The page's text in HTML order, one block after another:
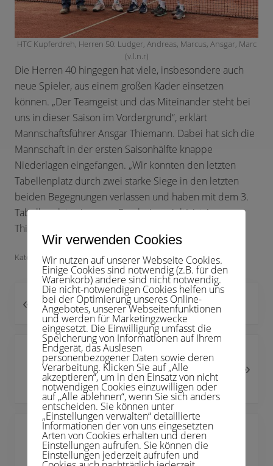
HTC Kupferdreh, Herren 50: Ludger, Andreas, Marcus, Ansgar, Marc
(v.l.n.r)
Die Herren 40 hingegen hat viele, insbesondere auch
neue Spieler, aus einem großen Kader einsetzen
können. „Der Teamgeist und das Miteinander steht bei
uns in dieser Saison im Vordergrund“, erklärt
Mannschaftsführer Ansgar Thiemann. Dabei hat sich die
Mannschaft in der ersten Saisonhälfte knappe
Niederlagen eingefangen. „Wir konnten den letzten
Tabellenplatz durch zwei starke Siege in den letzten
beiden Begegnungen verlassen und haben mit dem 3.
Tabellenplatz ein super Ergebnis erzielt“, ist Ansgar
Thiemann begeistert.
Kategorie:Mannschaften ,Verein
V
« Clubmeisterschaften 2024
HTC Kupferdreh ist Pokalsieger! »
Haupt-
Sidebar
Webseite
durchsuchen
Wir verwenden Cookies
Wir nutzen auf unserer Webseite Cookies.
Einige Cookies sind notwendig (z.B. für den
Warenkorb) andere sind nicht notwendig.
Die nicht-notwendigen Cookies helfen uns
bei der Optimierung unseres Online-
Angebotes, unserer Webseitenfunktionen
und werden für Marketingzwecke
eingesetzt. Die Einwilligung umfasst die
Speicherung von Informationen auf Ihrem
Endgerät, das Auslesen
personenbezogener Daten sowie deren
Verarbeitung. Klicken Sie auf „Alle
akzeptieren“, um in den Einsatz von nicht
notwendigen Cookies einzuwilligen oder
auf „Alle ablehnen“, wenn Sie sich anders
entscheiden. Sie können unter
„Einstellungen verwalten“ detaillierte
Informationen der von uns eingesetzten
Arten von Cookies erhalten und deren
Einstellungen aufrufen. Sie können die
Einstellungen jederzeit aufrufen und